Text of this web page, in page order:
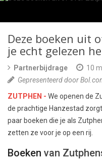
COLUMNS
RADIO
ZOEKEN
Deze boeken uit
je echt gelezen
Partnerbijdrage
10
Gepresenteerd door
ZUTPHEN - We openen de
de prachtige Hanzestad
paar boeken die je als
zetten ze voor je op een rij.
Boeken van